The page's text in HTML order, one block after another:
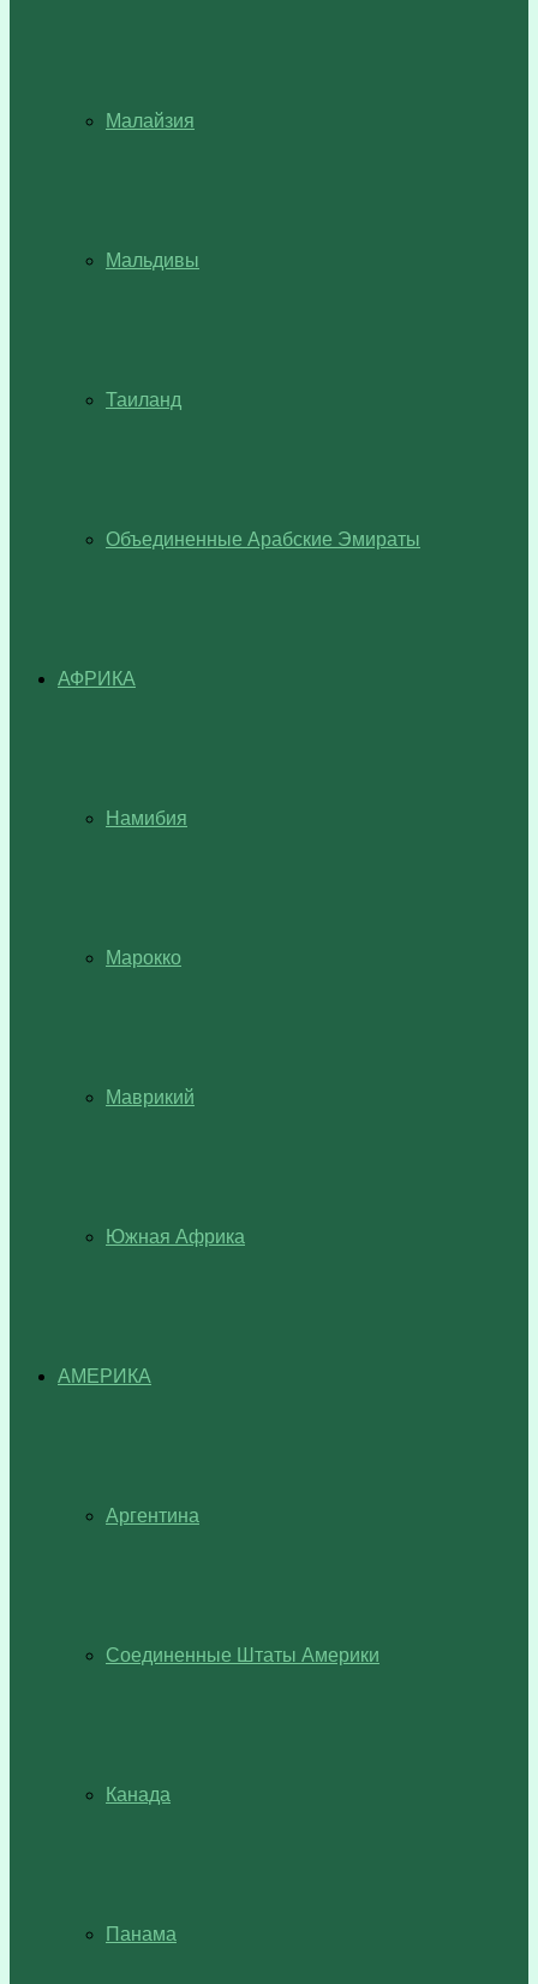
Малайзия
Мальдивы
Таиланд
Объединенные Арабские Эмираты
АФРИКА
Намибия
Марокко
Маврикий
Южная Африка
АМЕРИКА
Аргентина
Соединенные Штаты Америки
Канада
Панама